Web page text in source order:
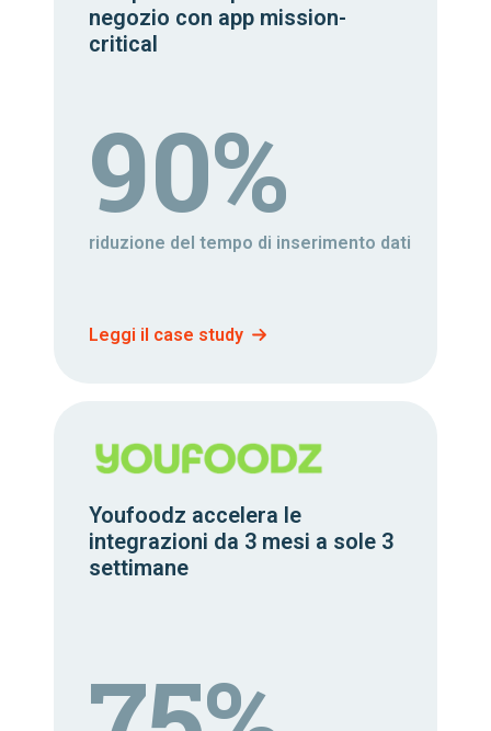
negozio con app mission-
critical
90%
riduzione del tempo di inserimento dati
Leggi il case study
Youfoodz accelera le
integrazioni da 3 mesi a sole 3
settimane